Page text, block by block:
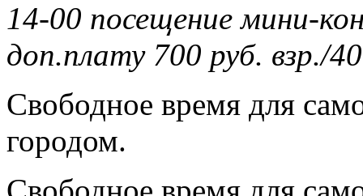
14-00 посещение мини-
доп.плату 700 руб. взр./
Свободное время для
городом.